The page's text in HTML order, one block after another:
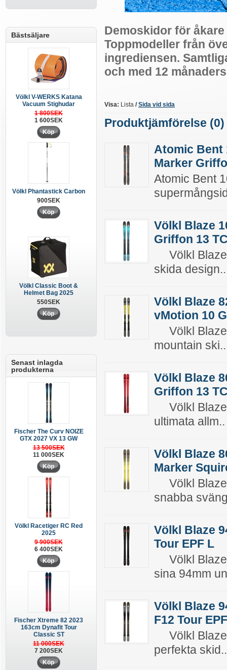
Bästsäljare
Völkl V-WERKS Katana
Vacuum Stighudar
1 800SEK
1 600SEK
Köp
Völkl Phantastick Carbon
900SEK
Köp
Völkl Classic Boot &
Helmet Bag 2025
550SEK
Köp
Senast inlagda
produkterna
Fischer The Curv NOIZE
GTX 2027 VX 13 GW
13 500SEK
11 000SEK
Köp
Völkl Racetiger RC Red
2025
9 900SEK
6 400SEK
Köp
Fischer Xtreme 82 2023
163cm Dynafit Tour
Classic ST
11 000SEK
7 200SEK
Köp
Demoskidor för
Toppmodeller från
ingrediensen.
och med 12
Visa: Lista / Sida vid sida
Produktjämförelse (0)
Atomic Bent
Marker
Atomic Bent
Völkl Blaze
Griffon 13
Völkl Blaze
skida design..
Völkl Blaze
vMotion 10
Völkl Blaze
mountain ski..
Völkl Blaze
Griffon 13
Völkl Blaze
ultimata allm..
Völkl Blaze
Marker
Völkl Blaze
snabba
Völkl Blaze
Tour EPF L
Völkl Blaze
sina 94mm
Völkl Blaze
F12 Tour
Völkl Blaze
perfekta skid..